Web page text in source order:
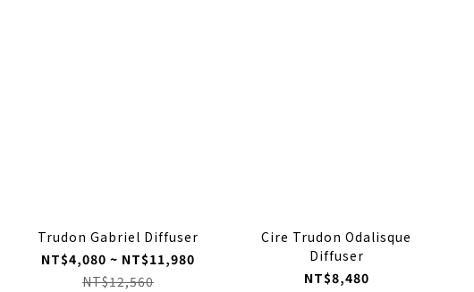
Trudon Gabriel Diffuser
NT$4,080 ~ NT$11,980
NT$12,560
Cire Trudon Odalisque
Diffuser
NT$8,480